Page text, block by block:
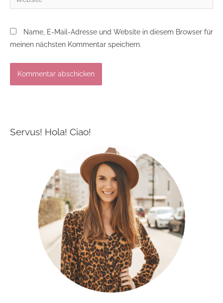
Name, E-Mail-Adresse und Website in diesem Browser für
meinen nächsten Kommentar speichern.
Servus! Hola! Ciao!